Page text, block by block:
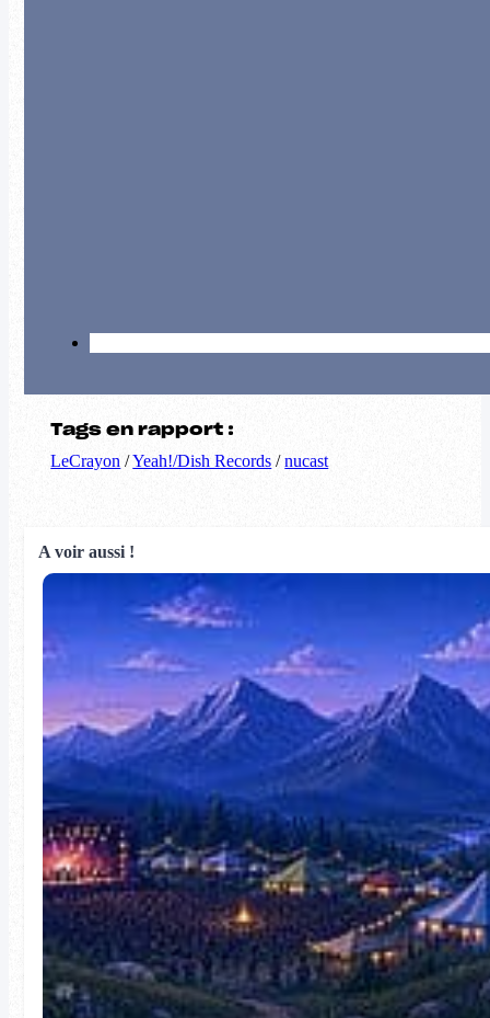
Tags en rapport :
LeCrayon /Yeah!/Dish Records /nucast
A voir aussi !